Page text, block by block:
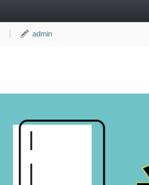
admin